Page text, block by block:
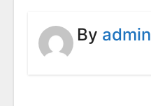
By admin